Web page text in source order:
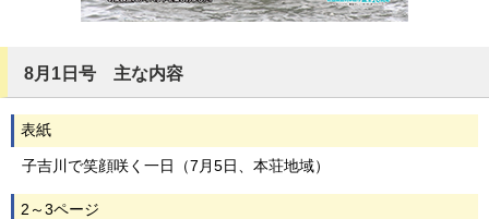
8月1日号 主な内容
表紙
子吉川で笑顔咲く一日（7月5日、本荘地域）
2～3ページ